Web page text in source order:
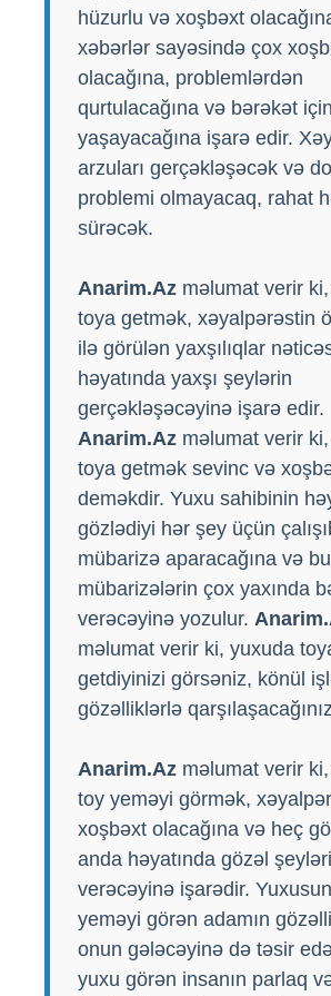
hüzurlu və xoşbəxt
xəbərlər sayəsində çox
olacağına, problemlərdən
qurtulacağına və bərəkət
yaşayacağına işarə edir.
arzuları gerçəkləşəcək və
problemi olmayacaq, rahat
sürəcək.
Anarim.Az məlumat verir
toya getmək, xəyalpərəstin
ilə görülən yaxşılıqlar
həyatında yaxşı şeylərin
gerçəkləşəcəyinə işarə edir.
Anarim.Az məlumat verir
toya getmək sevinc və
deməkdir. Yuxu sahibinin
gözlədiyi hər şey üçün
mübarizə aparacağına və bu
mübarizələrin çox yaxında
verəcəyinə yozulur.
məlumat verir ki, yuxuda
getdiyinizi görsəniz, könül
gözəlliklərlə
Anarim.Az məlumat verir
toy yeməyi görmək,
xoşbəxt olacağına və heç
anda həyatında gözəl
verəcəyinə işarədir.
yeməyi görən adamın
onun gələcəyinə də təsir
yuxu görən insanın parlaq